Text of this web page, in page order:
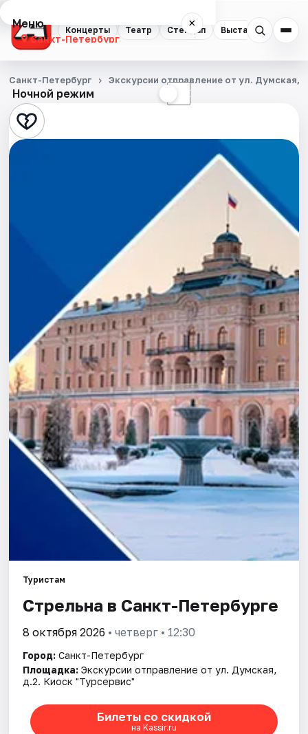
Концерты Театр Стендап Выставки
Меню ×
Санкт-Петербург
Концерты
Театр
Стендап
Города
Площадки
Артисты
Рейтинги
Ночной режим ☾
Санкт-Петербург Экскурсии отправление от ул. Думская,
Туристам
Стрельна в Санкт-Петербурге
8 октября 2026 • четверг • 12:30
Город: Санкт-Петербург
Площадка: Экскурсии отправление от ул. Думская,
д.2. Киоск "Турсервис"
Билеты со скидкой
на Kassir.ru